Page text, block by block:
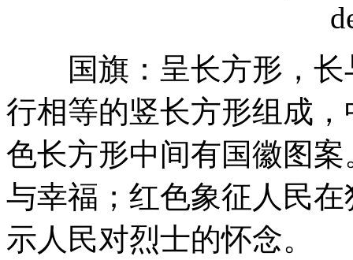
国旗：呈长方形，长
行相等的竖长方形组成
色长方形中间有国徽图
与幸福；红色象征人民
示人民对烈士的怀念。